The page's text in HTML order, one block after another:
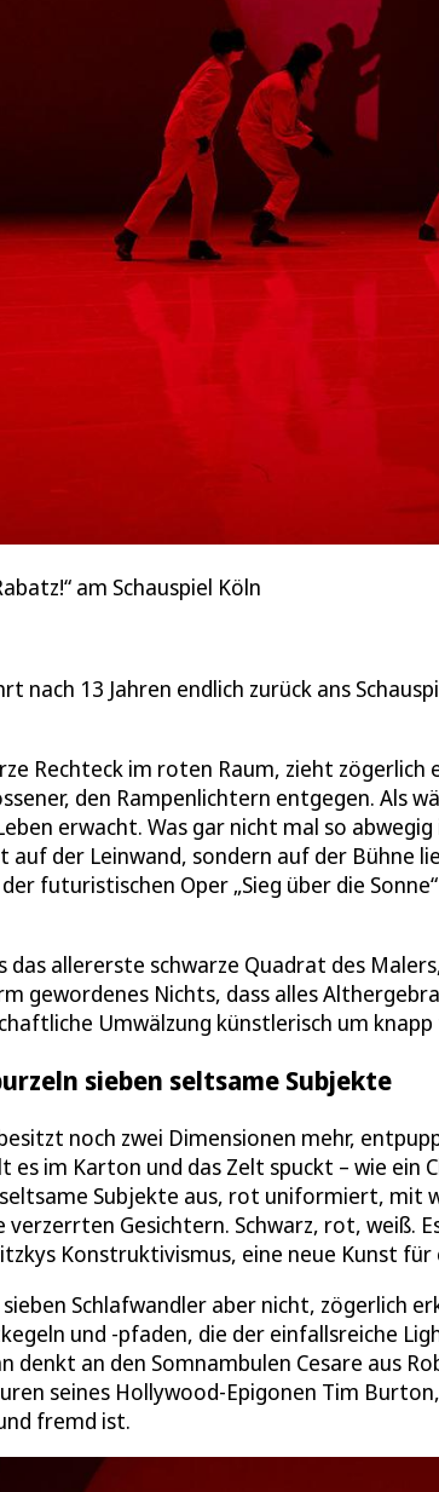
am Schauspiel Köln
nach 13 Jahren endlich zurück ans
Rechteck im roten Raum, zieht zögerlich
den Rampenlichtern entgegen. Als
erwacht. Was gar nicht mal so
auf der Leinwand, sondern auf der Bühne
futuristischen Oper „Sieg über die
das allererste schwarze Quadrat des
gewordenes Nichts, dass alles
Umwälzung künstlerisch um
sieben seltsame Subjekte
noch zwei Dimensionen mehr,
es im Karton und das Zelt spuckt – wie ein
Subjekte aus, rot uniformiert, mit
Gesichtern. Schwarz, rot, weiß.
Konstruktivismus, eine neue Kunst für
Schlafwandler aber nicht, zögerlich
und -pfaden, die der einfallsreiche
denkt an den Somnambulen Cesare aus
seines Hollywood-Epigonen Tim
fremd ist.